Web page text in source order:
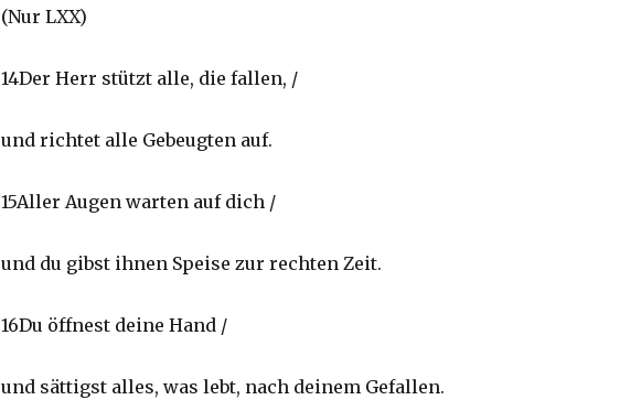
(Nur LXX)
14Der Herr stützt alle, die fallen, /
und richtet alle Gebeugten auf.
15Aller Augen warten auf dich /
und du gibst ihnen Speise zur rechten Zeit.
16Du öffnest deine Hand /
und sättigst alles, was lebt, nach deinem Gefallen.